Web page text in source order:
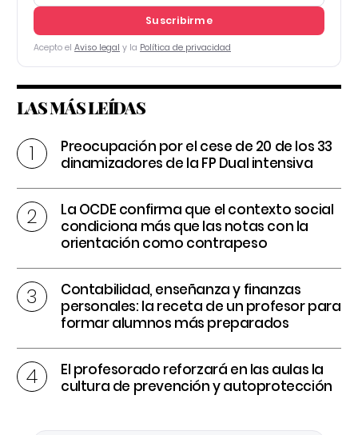
Suscribirme
Acepto el Aviso legal y la Política de privacidad
LAS MÁS LEÍDAS
Preocupación por el cese de 20 de los 33
dinamizadores de la FP Dual intensiva
La OCDE confirma que el contexto social
condiciona más que las notas con la
orientación como contrapeso
Contabilidad, enseñanza y finanzas
personales: la receta de un profesor para
formar alumnos más preparados
El profesorado reforzará en las aulas la
cultura de prevención y autoprotección